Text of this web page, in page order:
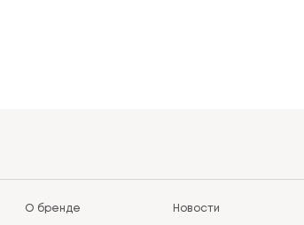
О бренде Новости